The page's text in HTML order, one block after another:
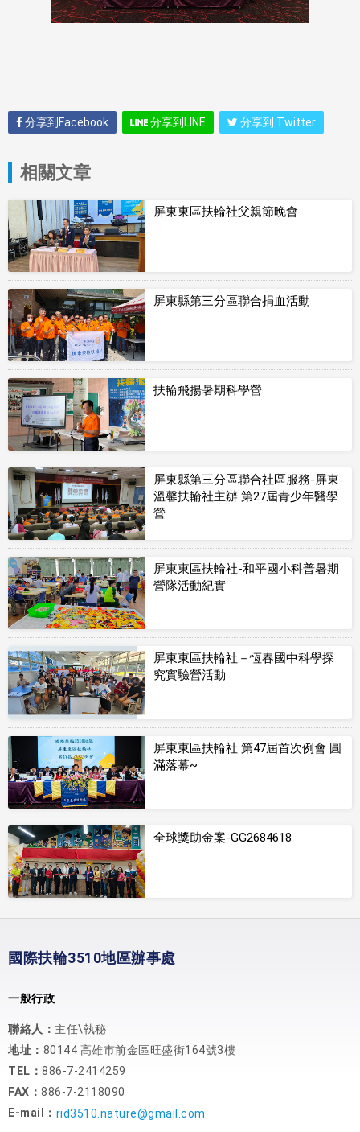
分享到Facebook 分享到LINE 分享到 Twitter
相關文章
屏東東區扶輪社父親節晚會
屏東縣第三分區聯合捐血活動
扶輪飛揚暑期科學營
屏東縣第三分區聯合社區服務-屏東
溫馨扶輪社主辦 第27屆青少年醫學
營
屏東東區扶輪社-和平國小科普暑期
營隊活動紀實
屏東東區扶輪社－恆春國中科學探
究實驗營活動
屏東東區扶輪社 第47屆首次例會 圓
滿落幕~
全球獎助金案-GG2684618
國際扶輪3510地區辦事處
一般行政
聯絡人： 主任\執秘
地址： 80144 高雄市前金區旺盛街164號3樓
TEL： 886-7-2414259
FAX： 886-7-2118090
E-mail： rid3510.nature@gmail.com